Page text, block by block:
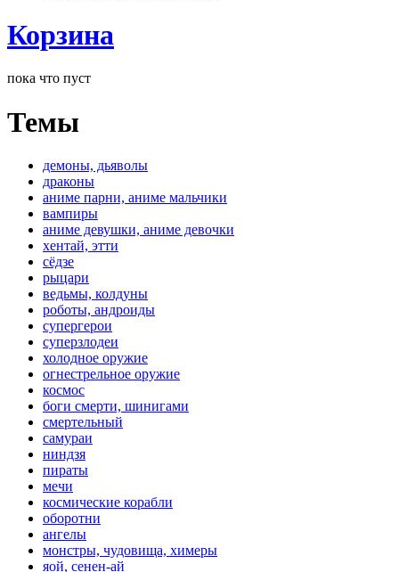
Корзина
пока что пуст
Темы
демоны, дьяволы
драконы
аниме парни, аниме мальчики
вампиры
аниме девушки, аниме девочки
хентай, этти
сёдзе
рыцари
ведьмы, колдуны
роботы, андроиды
супергерои
суперзлодеи
холодное оружие
огнестрельное оружие
космос
боги смерти, шинигами
смертельный
самураи
ниндзя
пираты
мечи
космические корабли
оборотни
ангелы
монстры, чудовища, химеры
яой, сенен-ай